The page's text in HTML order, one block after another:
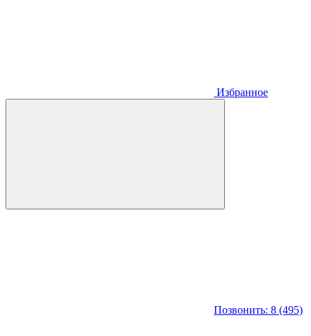
Избранное
Позвонить: 8 (495)